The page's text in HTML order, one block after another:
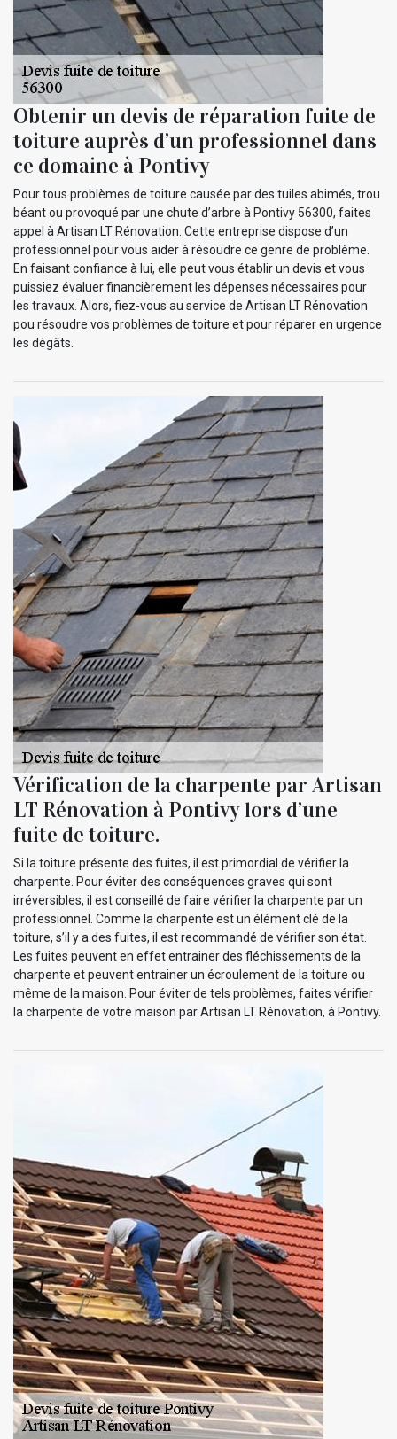
Obtenir un devis de réparation fuite de
toiture auprès d’un professionnel dans
ce domaine à Pontivy
Pour tous problèmes de toiture causée par des tuiles abimés, trou
béant ou provoqué par une chute d’arbre à Pontivy 56300, faites
appel à Artisan LT Rénovation. Cette entreprise dispose d’un
professionnel pour vous aider à résoudre ce genre de problème.
En faisant confiance à lui, elle peut vous établir un devis et vous
puissiez évaluer financièrement les dépenses nécessaires pour
les travaux. Alors, fiez-vous au service de Artisan LT Rénovation
pou résoudre vos problèmes de toiture et pour réparer en urgence
les dégâts.
Vérification de la charpente par Artisan
LT Rénovation à Pontivy lors d’une
fuite de toiture.
Si la toiture présente des fuites, il est primordial de vérifier la
charpente. Pour éviter des conséquences graves qui sont
irréversibles, il est conseillé de faire vérifier la charpente par un
professionnel. Comme la charpente est un élément clé de la
toiture, s’il y a des fuites, il est recommandé de vérifier son état.
Les fuites peuvent en effet entrainer des fléchissements de la
charpente et peuvent entrainer un écroulement de la toiture ou
même de la maison. Pour éviter de tels problèmes, faites vérifier
la charpente de votre maison par Artisan LT Rénovation, à Pontivy.